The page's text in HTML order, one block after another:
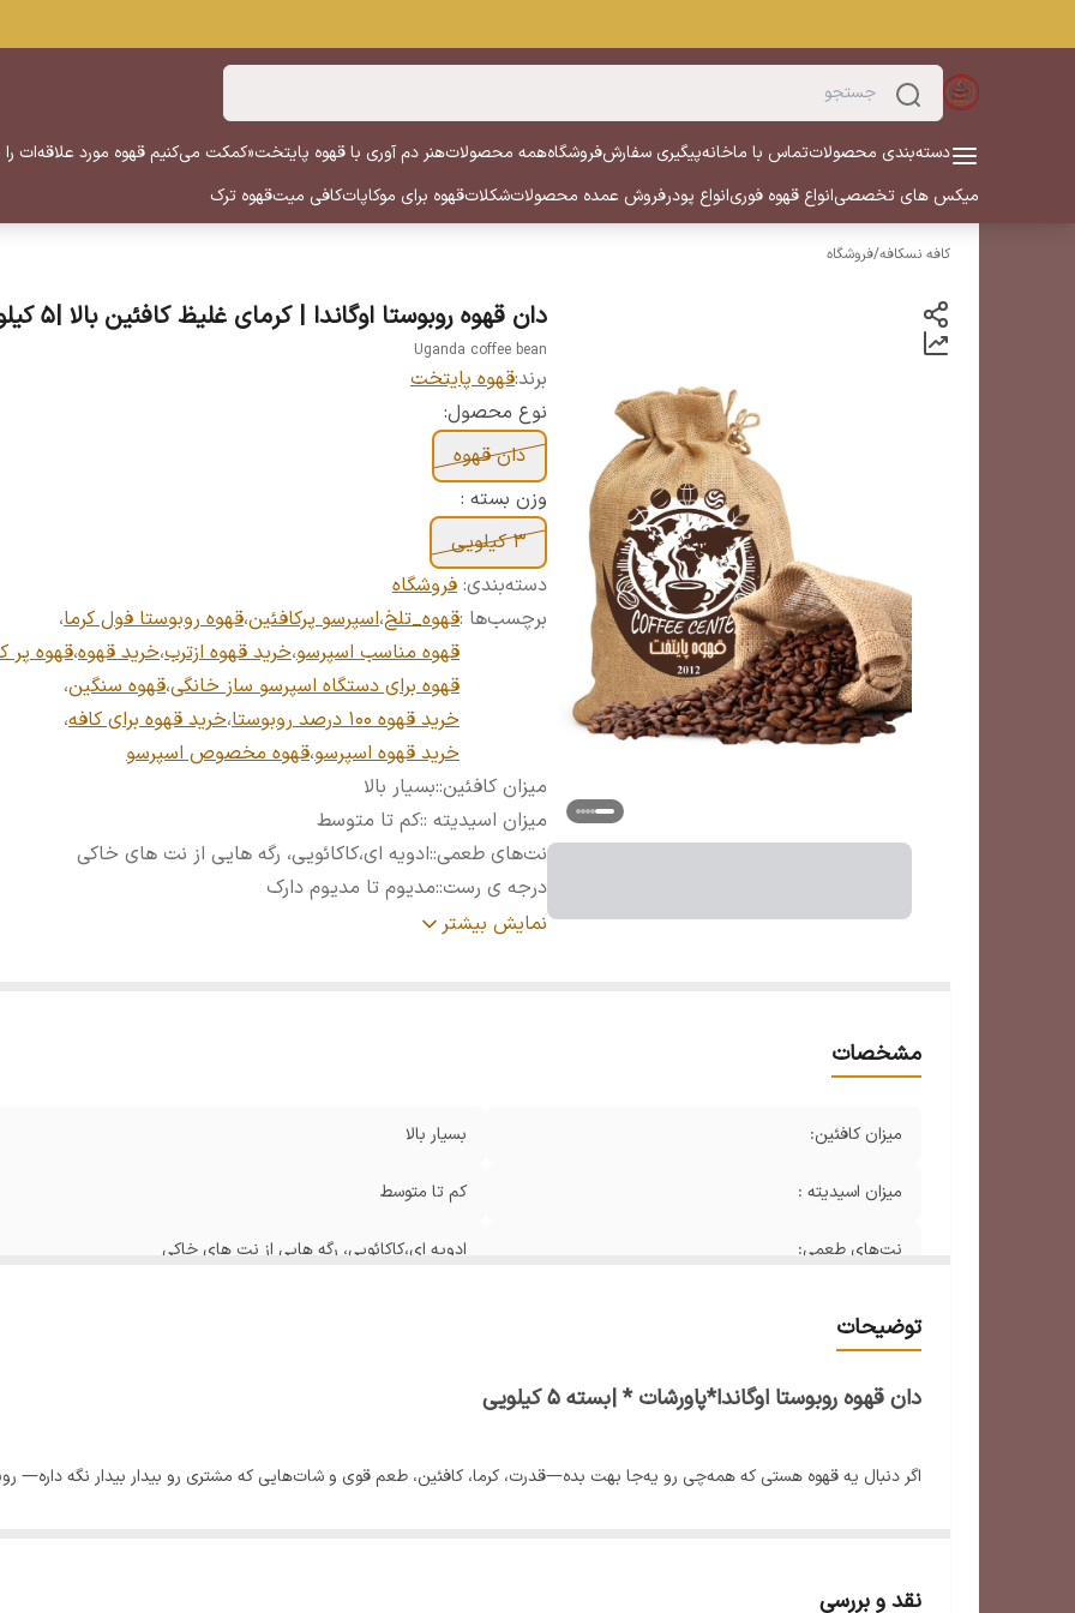
دسته‌بندی محصولاتتماس با ماخانهپیگیری سفارشفروشگاههمه محصولاتهنر دم آوری با قهوه پایتخت«کمکت می‌کنیم قهوه مورد علاقه‌ات را
میکس های تخصصیانواع قهوه فوریانواع پودرفروش عمده محصولاتشکلاتقهوه برای موکاپاتکافی میتقهوه ترک
کافه نسکافه/فروشگاه
دان قهوه روبوستا اوگاندا | کرمای غلیظ کافئین بالا |۵ کیلویی
Uganda coffee bean
برند:قهوه پایتخت
نوع محصول:
دان قهوه
وزن بسته :
3 کیلویی
دسته‌بندی: فروشگاه
برچسب‌ها :قهوه_تلخ،اسپرسو پرکافئین،قهوه روبوستا فول کرما،
قهوه مناسب اسپرسو،خرید قهوه ازترب،خرید قهوه،قهوه پر
قهوه برای دستگاه اسپرسو ساز خانگی،قهوه سنگین،
خرید قهوه 100 درصد روبوستا
،خرید قهوه برای کافه،
خرید قهوه اسپرسو،قهوه مخصوص اسپرسو
میزان کافئین::بسیار بالا
میزان اسیدیته ::کم تا متوسط
نت‌های طعمی::ادویه ای،کاکائویی، رگه هایی از نت های خاکی
درجه ی رست::مدیوم تا مدیوم دارک
میزان کرما::بسیار زیادنمایش بیشتر
مشخصات
میزان کافئین: بسیار بالا
میزان اسیدیته : کم تا متوسط
نت‌های طعمی: ادویه ای،کاکائویی، رگه هایی از نت های خاکی
توضیحات
دان قهوه روبوستا اوگاندا*پاورشات * |بسته ۵ کیلویی
اگر دنبال یه قهوه هستی که همه‌چی رو یه‌جا بهت بده—قدرت، کرما، کافئین، طعم قوی و شات‌هایی که مشتری رو بیدار بیدار نگه داره—
دان‌های روبوستای اوگاندا قدرتی بالاتر از روبوستاهای معمول شرق آفریقا داشته باشن.
نقد و بررسی